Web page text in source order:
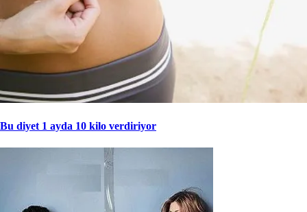
Bu diyet 1 ayda 10 kilo verdiriyor